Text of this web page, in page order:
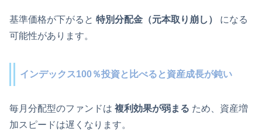
基準価格が下がると 特別分配金（元本取り崩し）
になる
可能性があります。
インデックス100％投資と比べると資産成長が鈍い
毎月分配型のファンドは 複利効果が弱まる ため、資産増
加スピードは遅くなります。